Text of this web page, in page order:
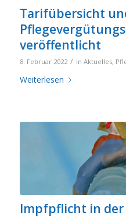
Tarifübersicht
veröffentlicht
8. Februar 2022 / in Aktuelles,
Weiterlesen
Impfpflicht in der